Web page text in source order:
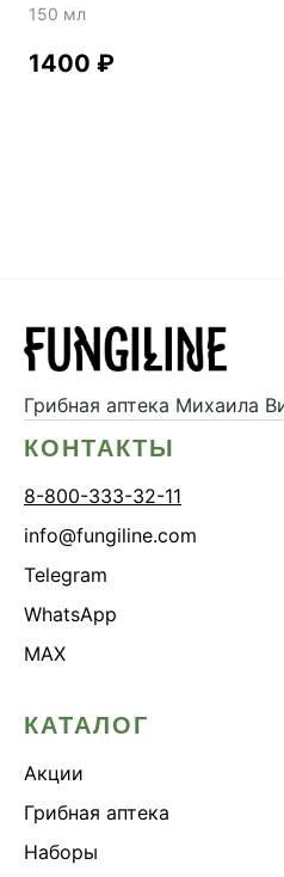
150 мл
1400 ₽
Грибная аптека Михаила
КОНТАКТЫ
8-800-333-32-11
info@fungiline.com
Telegram
WhatsApp
MAX
КАТАЛОГ
Акции
Грибная аптека
Наборы